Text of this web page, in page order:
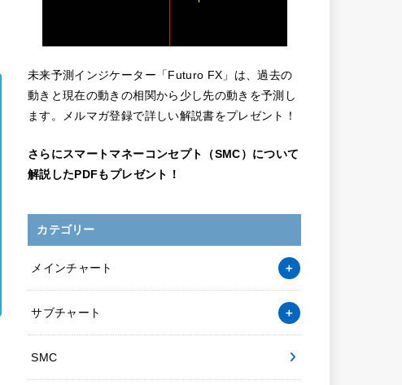
未来予測インジケーター「Futuro FX」は、過去の
動きと現在の動きの相関から少し先の動きを予測し
ます。メルマガ登録で詳しい解説書をプレゼント！
さらにスマートマネーコンセプト（SMC）について
解説したPDFもプレゼント！
カテゴリー
メインチャート
サブチャート
SMC